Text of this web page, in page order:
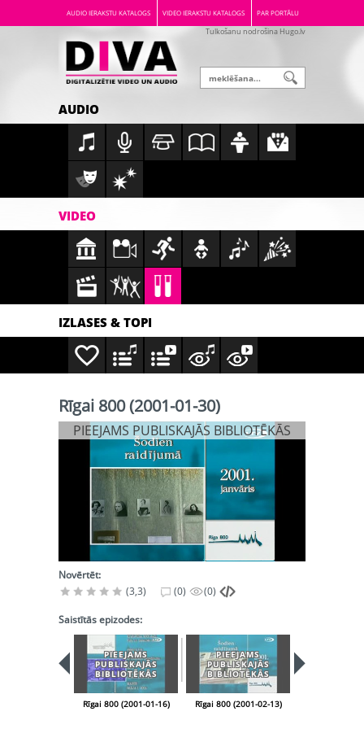
AUDIO IERAKSTU KATALOGS VIDEO IERAKSTU KATALOGS PAR PORTĀLU
Tulkošanu nodrošina Hugo.lv
AUDIO
VIDEO
IZLASES & TOPI
Rīgai 800 (2001-01-30)
PIEEJAMS PUBLISKAJĀS BIBLIOTĒKĀS
Novērtēt:
(3,3)
(0) (0)
Saistītās epizodes:
PIEEJAMS
PUBLISKAJĀS
BIBLIOTĒKĀS
Rīgai 800 (2001-01-16)
PIEEJAMS
PUBLISKAJĀS
BIBLIOTĒKĀS
Rīgai 800 (2001-02-13)